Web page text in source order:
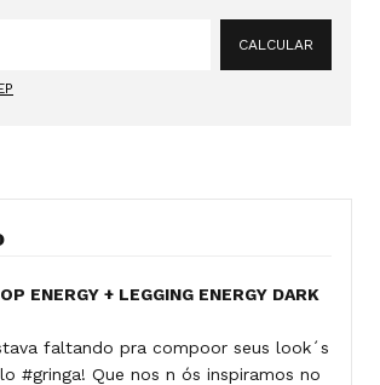
Alterar CEP
CALCULAR
ENERGY + LEGGING ENERGY DARK
faltando pra compoor seus look´s
#gringa! Que nos n ós inspiramos no